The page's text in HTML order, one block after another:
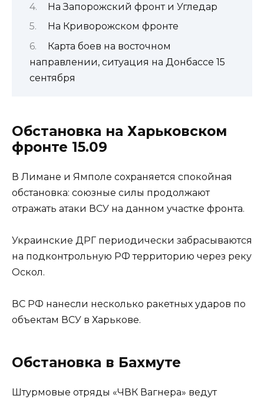
На Запорожский фронт и Угледар
На Криворожском фронте
Карта боев на восточном
направлении, ситуация на Донбассе 15
сентября
Обстановка на Харьковском
фронте 15.09
В Лимане и Ямполе сохраняется спокойная
обстановка: союзные силы продолжают
отражать атаки ВСУ на данном участке фронта.
Украинские ДРГ периодически забрасываются
на подконтрольную РФ территорию через реку
Оскол.
ВС РФ нанесли несколько ракетных ударов по
объектам ВСУ в Харькове.
Обстановка в Бахмуте
Штурмовые отряды «ЧВК Вагнера» ведут